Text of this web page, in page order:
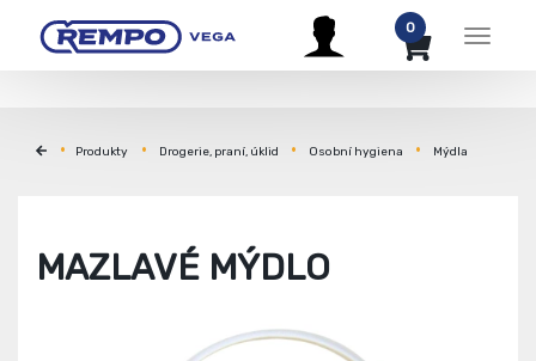
Menu
0
Produkty Drogerie, praní, úklid Osobní hygiena Mýdla
MAZLAVÉ MÝDLO